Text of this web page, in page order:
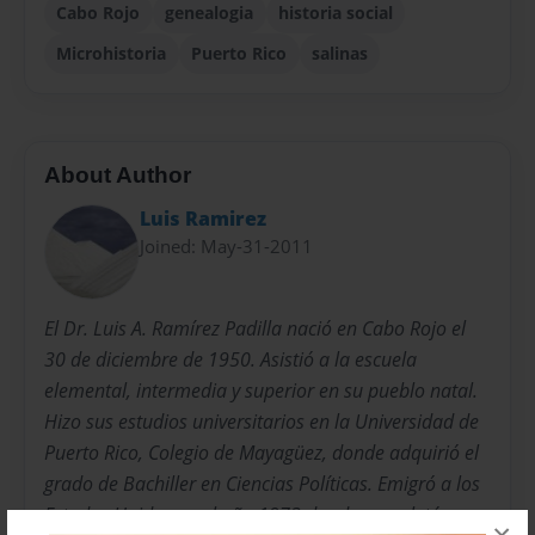
Cabo Rojo genealogia
historia social
Microhistoria
Puerto Rico salinas
About Author
Luis Ramirez
Joined: May-31-2011
El Dr. Luis A. Ramírez Padilla nació en Cabo Rojo el
30 de diciembre de 1950. Asistió a la escuela
elemental, intermedia y superior en su pueblo natal.
Hizo sus estudios universitarios en la Universidad de
Puerto Rico, Colegio de Mayagüez, donde adquirió el
grado de Bachiller en Ciencias Políticas. Emigró a los
Estados Unidos en el año 1973 donde completó